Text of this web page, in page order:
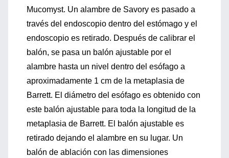
Mucomyst. Un alambre de Savory es pasado a
través del endoscopio dentro del estómago y el
endoscopio es retirado. Después de calibrar el
balón, se pasa un balón ajustable por el
alambre hasta un nivel dentro del esófago a
aproximadamente 1 cm de la metaplasia de
Barrett. El diámetro del esófago es obtenido con
este balón ajustable para toda la longitud de la
metaplasia de Barrett. El balón ajustable es
retirado dejando el alambre en su lugar. Un
balón de ablación con las dimensiones